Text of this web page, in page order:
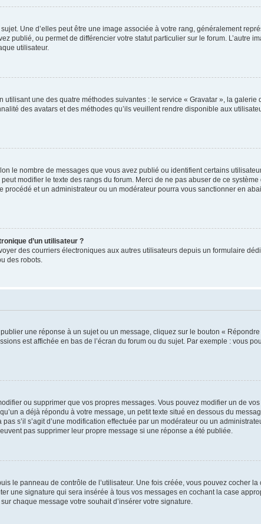
Une d’elles peut être une image associée à votre rang, généralement
publié, ou permet de différencier votre statut particulier sur le forum. L’autre
utilisateur.
une des quatre méthodes suivantes : le service « Gravatar », la galerie
des avatars et des méthodes qu’ils veuillent rendre disponible aux
le nombre de messages que vous avez publié ou identifient certains
modifier le texte des rangs du forum. Merci de ne pas abuser de ce
et un administrateur ou un modérateur pourra vous sanctionner en
d’un utilisateur ?
des courriers électroniques aux autres utilisateurs depuis un formulaire
des robots.
une réponse à un sujet ou un message, cliquez sur le bouton «
est affichée en bas de l’écran du forum ou du sujet. Par exemple : vous
ou supprimer que vos propres messages. Vous pouvez modifier un de
a déjà répondu à votre message, un petit texte situé en dessous du
s’il s’agit d’une modification effectuée par un modérateur ou un
pas supprimer leur propre message si une réponse a été publiée.
le panneau de contrôle de l’utilisateur. Une fois créée, vous pouvez cocher
une signature qui sera insérée à tous vos messages en cochant la case
chaque message votre souhait d’insérer votre signature.